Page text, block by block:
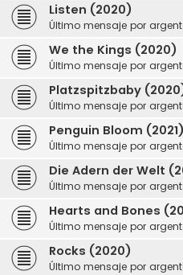
Listen (2020)
Último mensaje por
We the Kings (2020)
Último mensaje por
Platzspitzbaby
Último mensaje por
Penguin Bloom (2021)
Último mensaje por
Die Adern der Welt
Último mensaje por
Hearts and Bones
Último mensaje por
Rocks (2020)
Último mensaje por